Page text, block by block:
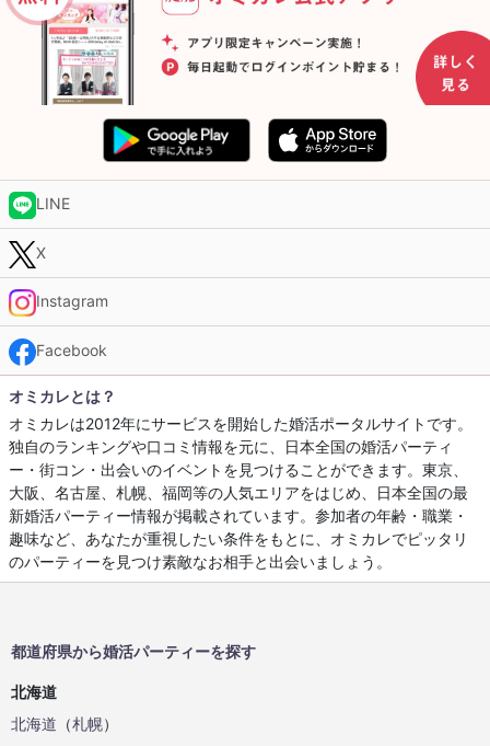
LINE
X
Instagram
Facebook
オミカレとは？
オミカレは2012年にサービスを開始した婚活ポータルサイトです。
独自のランキングや口コミ情報を元に、日本全国の婚活パーティ
ー・街コン・出会いのイベントを見つけることができます。東京、
大阪、名古屋、札幌、福岡等の人気エリアをはじめ、日本全国の最
新婚活パーティー情報が掲載されています。参加者の年齢・職業・
趣味など、あなたが重視したい条件をもとに、オミカレでピッタリ
のパーティーを見つけ素敵なお相手と出会いましょう。
都道府県から婚活パーティーを探す
北海道
北海道 （札幌）